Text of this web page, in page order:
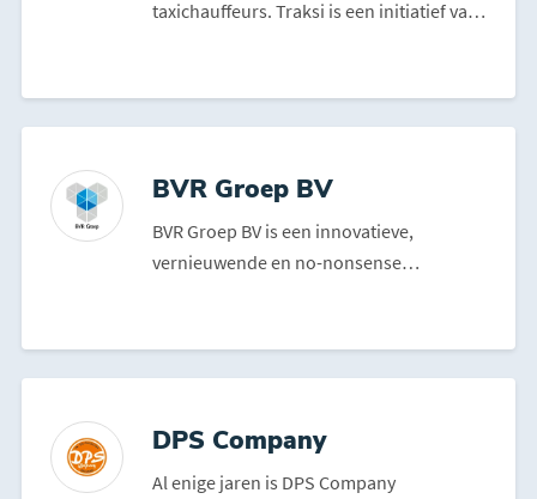
taxichauffeurs. Traksi is een initiatief van
BVR Groep BV
BVR Groep BV is een innovatieve,
vernieuwende en no-nonsense
DPS Company
Al enige jaren is DPS Company